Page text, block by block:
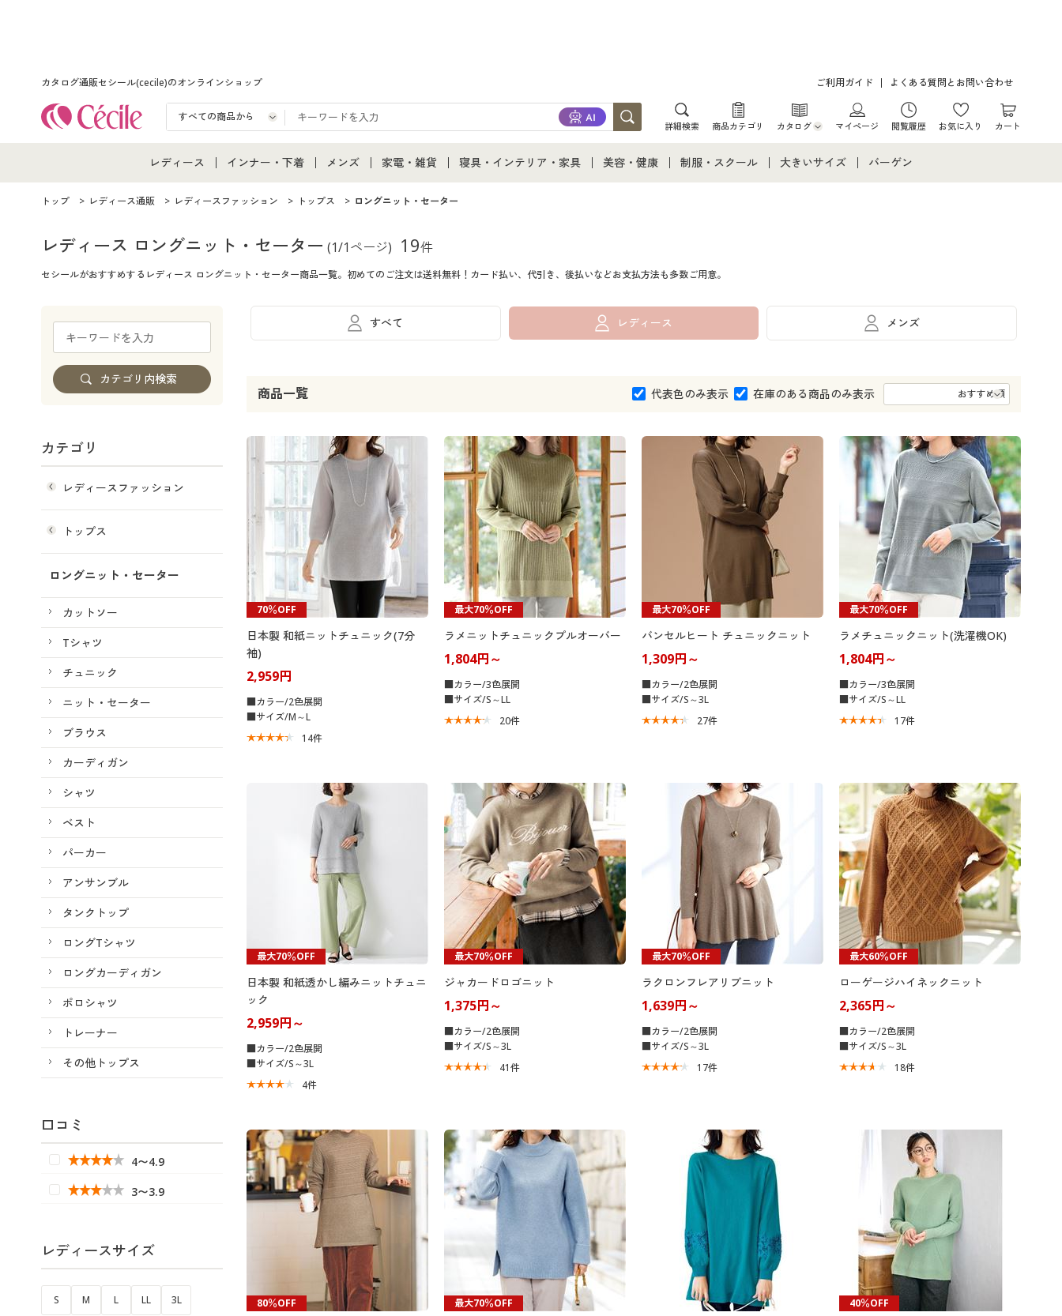
カタログ通販セシール(cecile)のオンラインショップ ご利用ガイド よくある質問とお問い合わせ
詳細検索 商品カテゴリ カタログ
カタログ・チラシからのご注文
マイページ 閲覧履歴 お気に入り カート
レディース
レディース通販すべて
レディースファッション
女性下着
インナー・下着
インナー・下着通販すべて
女性下着
メンズ下着
ジュニア・ティーンズ下着
メンズ
メンズ通販すべて
メンズファッション
メンズ下着
家電・雑貨
家電・雑貨すべて
家電
キッチン・雑貨・日用品
寝具・インテリア・家具
寝具・ベッド
カーテン・ラグ・ファブリック
美容・健康 制服・スクール
ジュニア・ティーンズ下着
大きいサイズ
大きいサイズ メンズ
バーゲン
トップ レディース通販 レディースファッション トップス ロングニット・セーター
レディース ロングニット・セーター (1/1ページ) 19件
セシールがおすすめするレディース ロングニット・セーター商品一覧。初めてのご注文は送料無料！カード払い、代引き、後払いなどお支払方法も多数ご用意。
すべて レディース メンズ
商品一覧 代表色のみ表示 在庫のある商品のみ表示
70％OFF
日本製 和紙ニットチュニック(7分
袖)
2,959円
■カラー/2色展開
■サイズ/M～L
14件
最大70％OFF
ラメニットチュニックプルオーバー
1,804円～
■カラー/3色展開
■サイズ/S～LL
20件
最大70％OFF
バンセルヒート チュニックニット
1,309円～
■カラー/2色展開
■サイズ/S～3L
27件
最大70％OFF
ラメチュニックニット(洗濯機OK)
1,804円～
■カラー/3色展開
■サイズ/S～LL
17件
最大70％OFF
日本製 和紙透かし編みニットチュニ
ック
2,959円～
■カラー/2色展開
■サイズ/S～3L
4件
最大70％OFF
ジャカードロゴニット
1,375円～
■カラー/2色展開
■サイズ/S～3L
41件
最大70％OFF
ラクロンフレアリブニット
1,639円～
■カラー/2色展開
■サイズ/S～3L
17件
最大60％OFF
ローゲージハイネックニット
2,365円～
■カラー/2色展開
■サイズ/S～3L
18件
80％OFF 最大70％OFF 40％OFF
カテゴリ
レディースファッション
トップス
ロングニット・セーター
カットソー
Tシャツ
チュニック
ニット・セーター
ブラウス
カーディガン
シャツ
ベスト
パーカー
アンサンブル
タンクトップ
ロングTシャツ
ロングカーディガン
ポロシャツ
トレーナー
その他トップス
口コミ
4〜4.9
3〜3.9
レディースサイズ
S M L LL 3L